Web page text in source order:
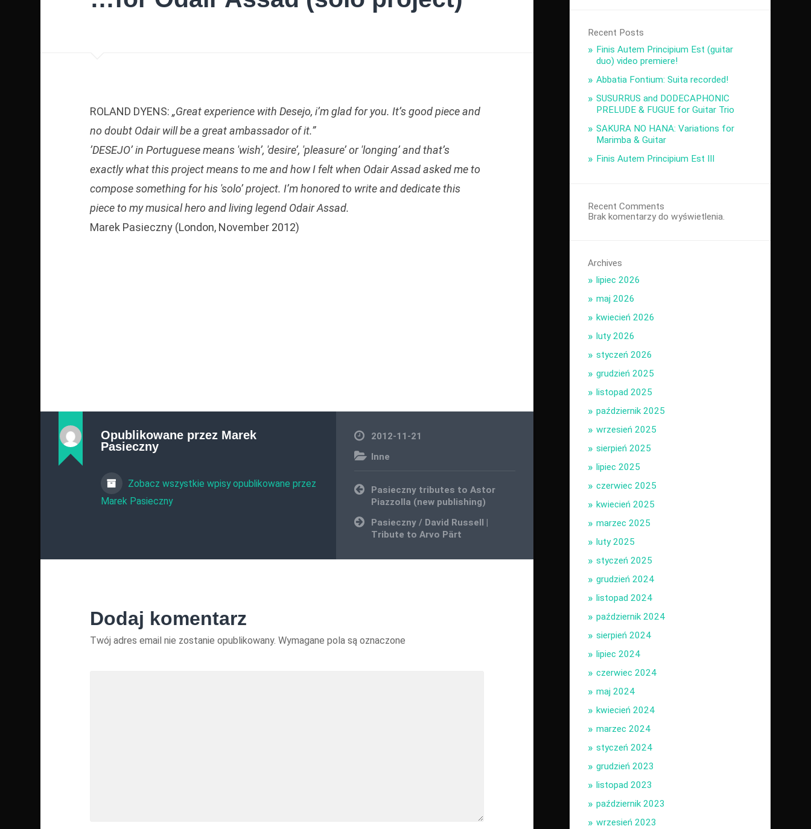
ROLAND DYENS: „Great experience with Desejo, i’m glad for you. It’s good piece and
no doubt Odair will be a great ambassador of it.”
’DESEJO’ in Portuguese means 'wish’, 'desire’, 'pleasure’ or 'longing’ and that’s
exactly what this project means to me and how I felt when Odair Assad asked me to
compose something for his 'solo’ project. I’m honored to write and dedicate this
piece to my musical hero and living legend Odair Assad.
Marek Pasieczny (London, November 2012)
Opublikowane przez Marek
Pasieczny
Zobacz wszystkie wpisy opublikowane przez
Marek Pasieczny
2012-11-21
Inne
Nawigacja
wpisu
Pasieczny tributes to Astor
Piazzolla (new publishing)
Pasieczny / David Russell |
Tribute to Arvo Pärt
Dodaj komentarz
Twój adres email nie zostanie opublikowany. Wymagane pola są oznaczone
Recent Posts
Finis Autem Principium Est (guitar
duo) video premiere!
Abbatia Fontium: Suita recorded!
SUSURRUS and DODECAPHONIC
PRELUDE & FUGUE for Guitar Trio
SAKURA NO HANA: Variations for
Marimba & Guitar
Finis Autem Principium Est III
Recent Comments
Brak komentarzy do wyświetlenia.
Archives
lipiec 2026
maj 2026
kwiecień 2026
luty 2026
styczeń 2026
grudzień 2025
listopad 2025
październik 2025
wrzesień 2025
sierpień 2025
lipiec 2025
czerwiec 2025
kwiecień 2025
marzec 2025
luty 2025
styczeń 2025
grudzień 2024
listopad 2024
październik 2024
sierpień 2024
lipiec 2024
czerwiec 2024
maj 2024
kwiecień 2024
marzec 2024
styczeń 2024
grudzień 2023
listopad 2023
październik 2023
wrzesień 2023